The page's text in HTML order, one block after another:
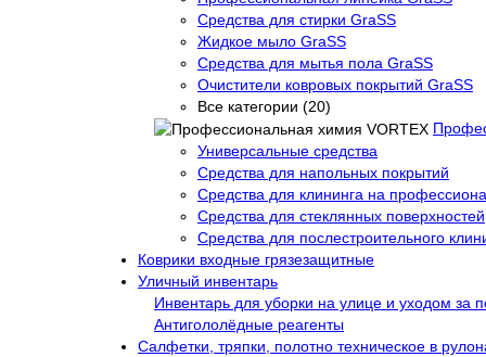
Средства для стирки GraSS
Жидкое мыло GraSS
Средства для мытья пола GraSS
Очистители ковровых покрытий GraSS
Все категории (20)
Универсальные средства
Средства для напольных покрытий
Средства для клининга на
Средства для стеклянных поверхностей
Средства для послестроительного
Коврики входные грязезащитные
Уличный инвентарь
Инвентарь для уборки на улице и уходом за
Антигололёдные реагенты
Салфетки, тряпки, полотно техническое в